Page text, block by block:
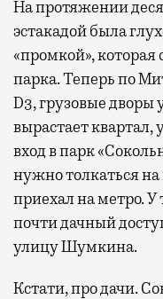
На протяжении
эстакадой была
«промкой»,
парка. Теперь по
D3, грузовые дворы
вырастает квартал,
вход в парк
нужно толкаться на
приехал на метро. У
почти дачный
улицу Шумкина.
Кстати, про дачи.